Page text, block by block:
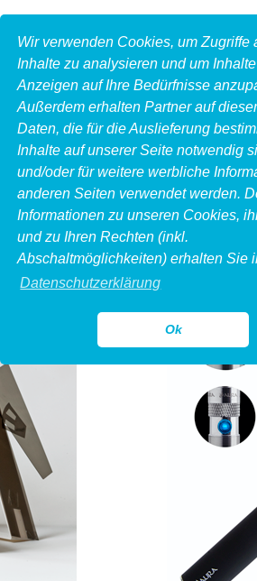
Wir verwenden Cookies, um Zugriffe
Inhalte zu analysieren und um
Anzeigen auf Ihre Bedürfnisse
Außerdem erhalten Partner auf
Daten, die für die Auslieferung
Inhalte auf unserer Seite notwendig
und/oder für weitere werbliche
anderen Seiten verwendet werden.
Informationen zu unseren Cookies,
und zu Ihren Rechten (inkl.
Abschaltmöglichkeiten) erhalten Sie
Datenschutzerklärung
Ok